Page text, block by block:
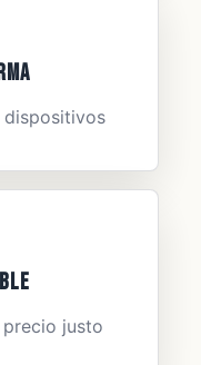
dispositivos
justo